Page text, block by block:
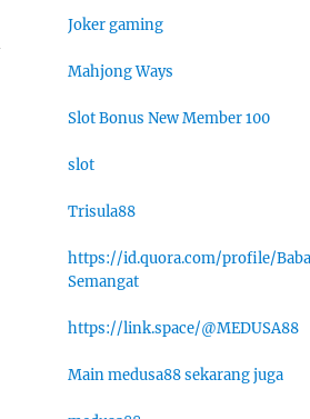
Joker gaming
Mahjong Ways
Slot Bonus New Member 100
slot
Trisula88
https://id.quora.com/profile/
Semangat
https://link.space/@MEDUSA88
Main medusa88 sekarang juga